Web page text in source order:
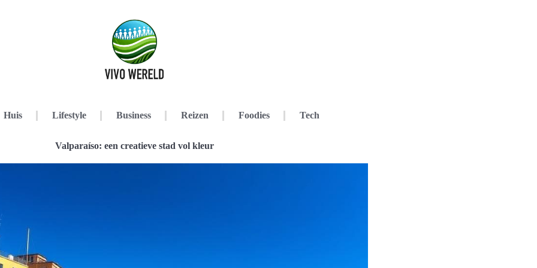
Huis Lifestyle Business Reizen Foodies Tech
Valparaíso: een creatieve stad vol kleur